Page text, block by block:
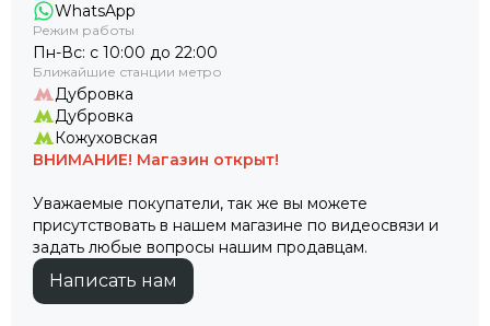
WhatsApp
Режим работы
Пн-Вс: с 10:00 до 22:00
Ближайшие станции метро
Дубровка
Дубровка
Кожуховская
ВНИМАНИЕ! Магазин открыт!
Уважаемые покупатели, так же вы можете
присутствовать в нашем магазине по видеосвязи и
задать любые вопросы нашим продавцам.
Написать нам